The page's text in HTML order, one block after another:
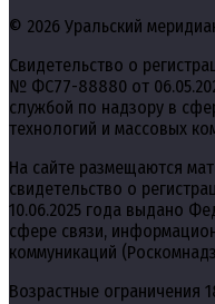
© 2026 Уральский
Свидетельство о
№ ФС77-88880 от
службой по надзору в
технологий и массовых
На сайте размещаются
свидетельство о
10.06.2025 года выдано
сфере связи,
коммуникаций
Возрастные ограничения